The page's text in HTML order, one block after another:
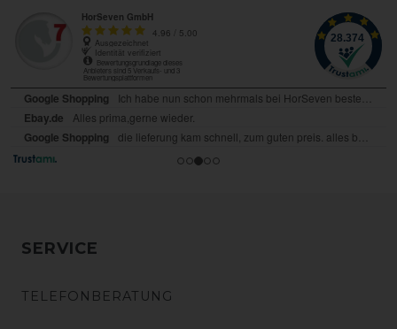
SERVICE
TELEFONBERATUNG